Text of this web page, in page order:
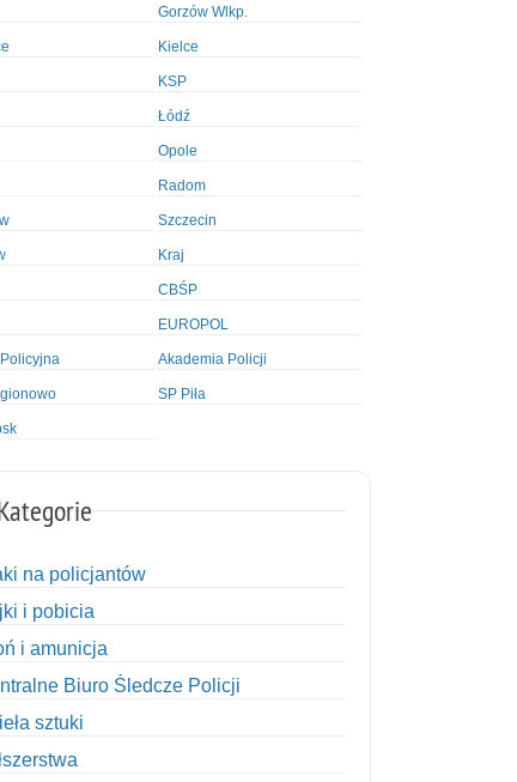
Gorzów Wlkp.
Kielce
KSP
Łódź
Opole
Radom
Szczecin
Kraj
CBŚP
EUROPOL
Akademia Policji
SP Piła
na policjantów
i pobicia
i amunicja
Biuro Śledcze Policji
sztuki